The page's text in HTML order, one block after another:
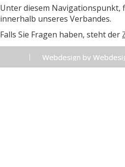
Unter diesem Navigationspunkt,
innerhalb unseres Verbandes.
Falls Sie Fragen haben, steht der
Webdesign by